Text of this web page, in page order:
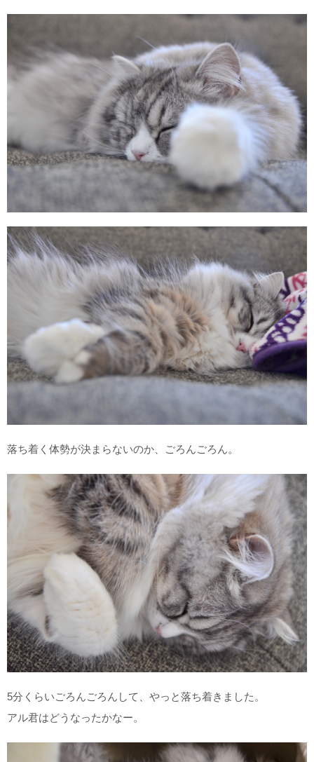
落ち着く体勢が決まらないのか、ごろんごろん。
5分くらいごろんごろんして、やっと落ち着きました。
アル君はどうなったかなー。